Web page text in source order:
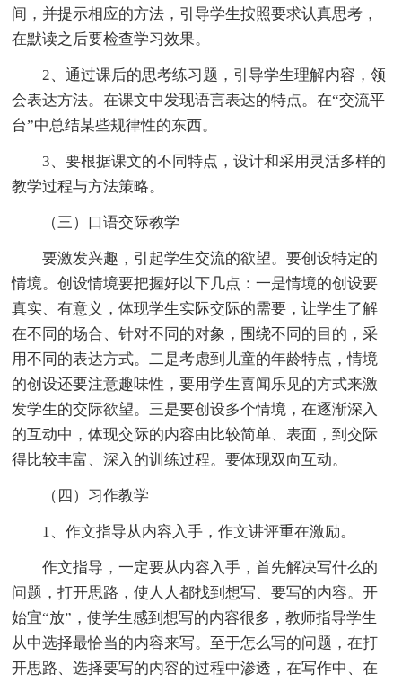
间，并提示相应的方法，引导学生按照要求认真思考，
在默读之后要检查学习效果。
2、通过课后的思考练习题，引导学生理解内容，领
会表达方法。在课文中发现语言表达的特点。在“交流平
台”中总结某些规律性的东西。
3、要根据课文的不同特点，设计和采用灵活多样的
教学过程与方法策略。
（三）口语交际教学
要激发兴趣，引起学生交流的欲望。要创设特定的
情境。创设情境要把握好以下几点：一是情境的创设要
真实、有意义，体现学生实际交际的需要，让学生了解
在不同的场合、针对不同的对象，围绕不同的目的，采
用不同的表达方式。二是考虑到儿童的年龄特点，情境
的创设还要注意趣味性，要用学生喜闻乐见的方式来激
发学生的交际欲望。三是要创设多个情境，在逐渐深入
的互动中，体现交际的内容由比较简单、表面，到交际
得比较丰富、深入的训练过程。要体现双向互动。
（四）习作教学
1、作文指导从内容入手，作文讲评重在激励。
作文指导，一定要从内容入手，首先解决写什么的
问题，打开思路，使人人都找到想写、要写的内容。开
始宜“放”，使学生感到想写的内容很多，教师指导学生
从中选择最恰当的内容来写。至于怎么写的问题，在打
开思路、选择要写的内容的过程中渗透，在写作中、在